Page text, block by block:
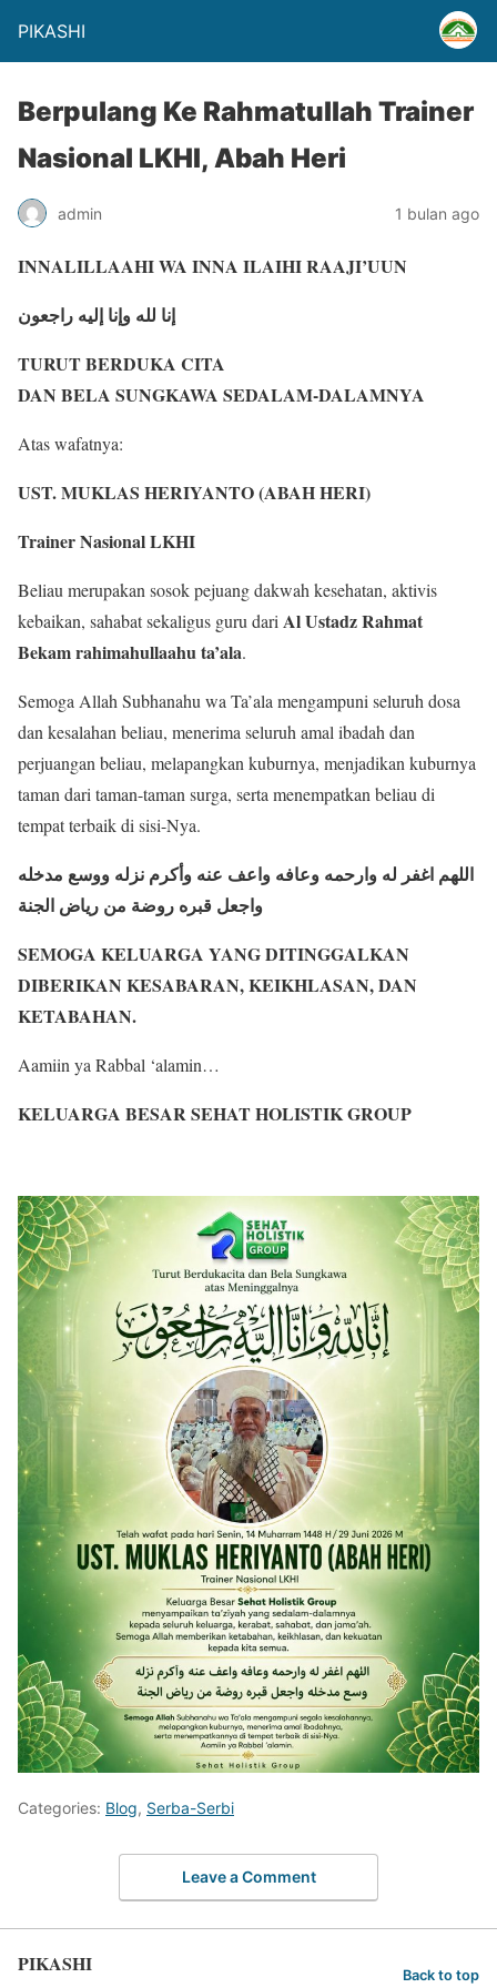
PIKASHI
Berpulang Ke Rahmatullah Trainer
Nasional LKHI, Abah Heri
admin 1 bulan ago
INNALILLAAHI WA INNA ILAIHI RAAJI’UUN
إنا لله وإنا إليه راجعون
TURUT BERDUKA CITA
DAN BELA SUNGKAWA SEDALAM-DALAMNYA
Atas wafatnya:
UST. MUKLAS HERIYANTO (ABAH HERI)
Trainer Nasional LKHI
Beliau merupakan sosok pejuang dakwah kesehatan, aktivis
kebaikan, sahabat sekaligus guru dari Al Ustadz Rahmat
Bekam rahimahullaahu ta’ala.
Semoga Allah Subhanahu wa Ta’ala mengampuni seluruh dosa
dan kesalahan beliau, menerima seluruh amal ibadah dan
perjuangan beliau, melapangkan kuburnya, menjadikan kuburnya
taman dari taman-taman surga, serta menempatkan beliau di
tempat terbaik di sisi-Nya.
اللهم اغفر له وارحمه وعافه واعف عنه وأكرم نزله ووسع مدخله
واجعل قبره روضة من رياض الجنة
SEMOGA KELUARGA YANG DITINGGALKAN
DIBERIKAN KESABARAN, KEIKHLASAN, DAN
KETABAHAN.
Aamiin ya Rabbal ‘alamin…
KELUARGA BESAR SEHAT HOLISTIK GROUP
Categories: Blog, Serba-Serbi
Leave a Comment
PIKASHI Back to top